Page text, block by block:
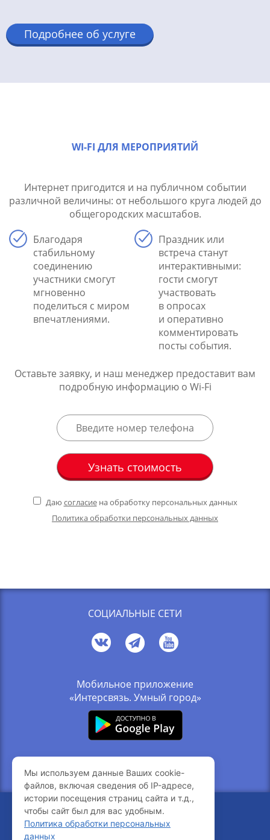
Подробнее об услуге
WI-FI ДЛЯ МЕРОПРИЯТИЙ
Интернет пригодится и на публичном событии
различной величины: от небольшого круга людей до
общегородских масштабов.
Благодаря
стабильному
соединению
участники смогут
мгновенно
поделиться с миром
впечатлениями.
Праздник или
встреча станут
интерактивными:
гости смогут
участвовать
в опросах
и оперативно
комментировать
посты события.
Оставьте заявку, и наш менеджер предоставит вам
подробную информацию о Wi-Fi
Даю согласиена обработку персональных данных
Политика обработки персональных данных
Мы используем данные Ваших cookie-
файлов, включая сведения об IP-адресе,
истории посещения страниц сайта и т.д.,
чтобы сайт был для вас удобным.
Политика обработки персональных
данных
СОЦИАЛЬНЫЕ СЕТИ
Мобильное приложение
«Интерсвязь. Умный город»
Вакансии
© 2005-2026 Интерсвязь
Ваш IP-адрес 216.73.216.169